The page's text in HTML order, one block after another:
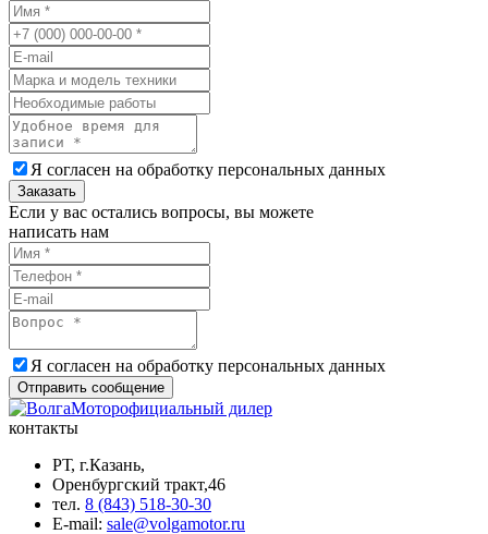
Я согласен на обработку персональных данных
Заказать
Если у вас остались вопросы, вы можете
написать нам
Я согласен на обработку персональных данных
Отправить сообщение
официальный дилер
контакты
РТ, г.Казань,
Оренбургский тракт,46
тел. 8 (843) 518-30-30
Е-mail: sale@volgamotor.ru